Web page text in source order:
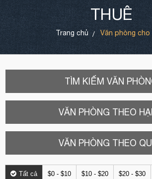
THUÊ
Trang chủ Văn phòng cho
TÌM KIẾM VĂN
VĂN PHÒNG THEO
VĂN PHÒNG THEO
Tất cả $0 - $10 $10 - $20 $20 - $30